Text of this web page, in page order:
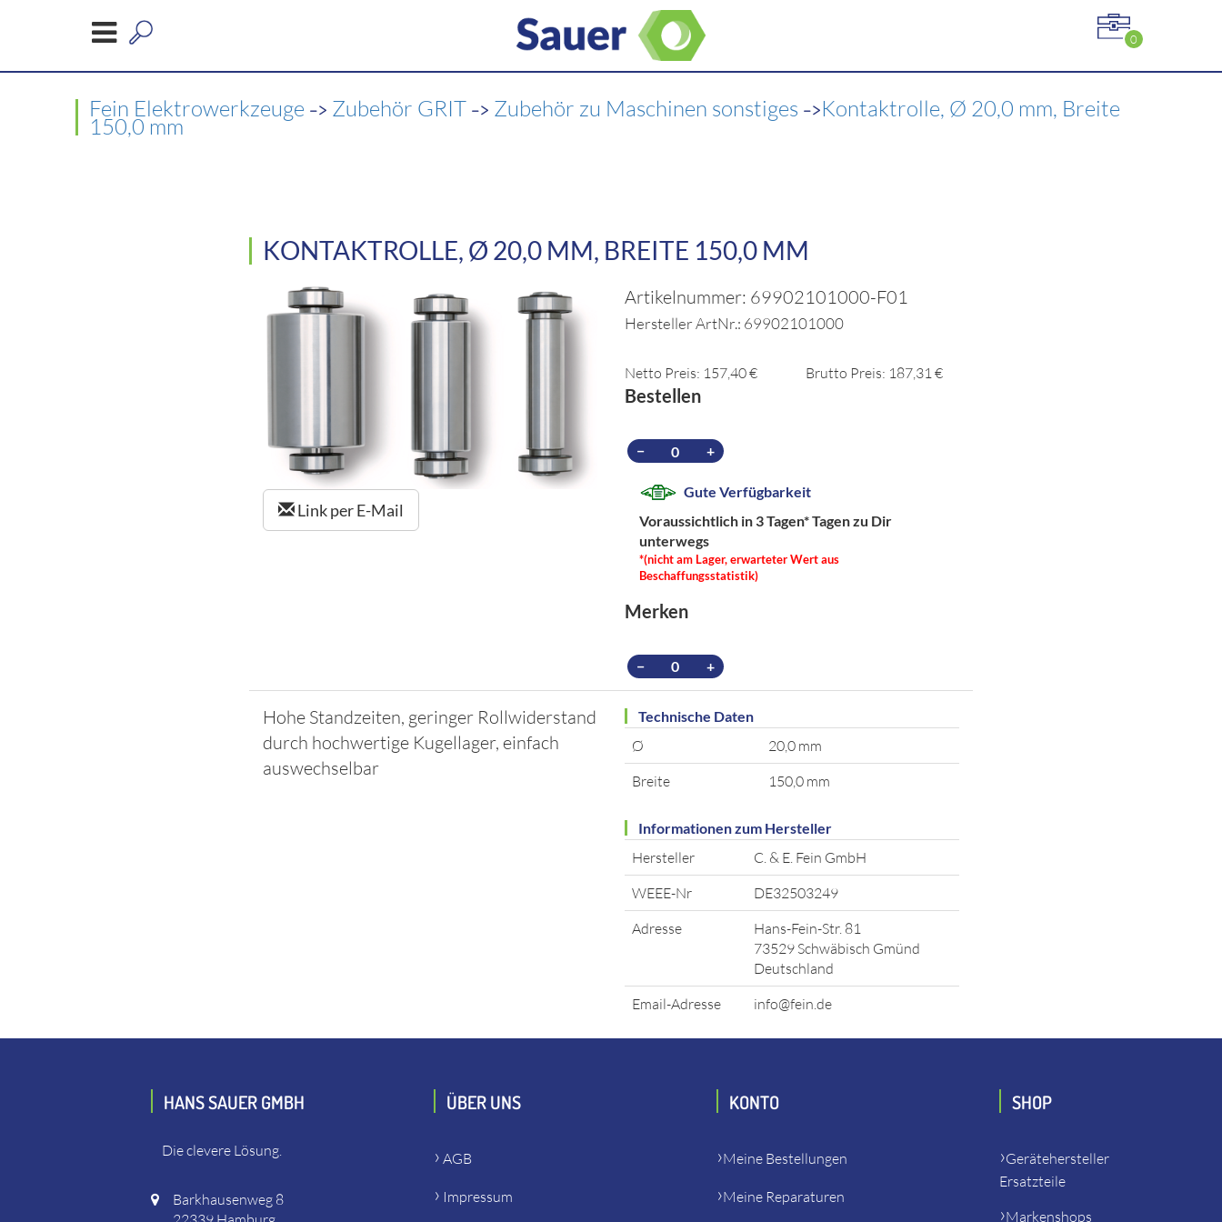
0
Fein Elektrowerkzeuge -> Zubehör GRIT -> Zubehör zu Maschinen sonstiges ->Kontaktrolle, Ø 20,0 mm, Breite
150,0 mm
KONTAKTROLLE, Ø 20,0 MM, BREITE 150,0 MM
Link per E-Mail
Artikelnummer: 69902101000-F01
Hersteller ArtNr.: 69902101000
Netto Preis: 157,40 € Brutto Preis: 187,31 €
Bestellen
− +
Gute Verfügbarkeit
Voraussichtlich in 3 Tagen*Tagen zu Dir
unterwegs
*(nicht am Lager, erwarteter Wert aus
Beschaffungsstatistik)
Merken
− +
Hohe Standzeiten, geringer Rollwiderstand
durch hochwertige Kugellager, einfach
auswechselbar
Technische Daten
Ø
20,0 mm
Breite
150,0 mm
Informationen zum Hersteller
Hersteller
C. & E. Fein GmbH
WEEE-Nr
DE32503249
Adresse
Hans-Fein-Str. 81
73529 Schwäbisch Gmünd
Deutschland
Email-Adresse
info@fein.de
HANS SAUER GMBH
Die clevere Lösung.
Barkhausenweg 8
ÜBER UNS
AGB
Impressum
KONTO
Meine Bestellungen
Meine Reparaturen
SHOP
Gerätehersteller
Ersatzteile
Markenshops